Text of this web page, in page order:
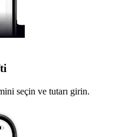
seçin ve tutarı girin.